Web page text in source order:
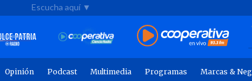
Escucha aquí ▼
Opinión Podcast Multimedia Programas Marcas &